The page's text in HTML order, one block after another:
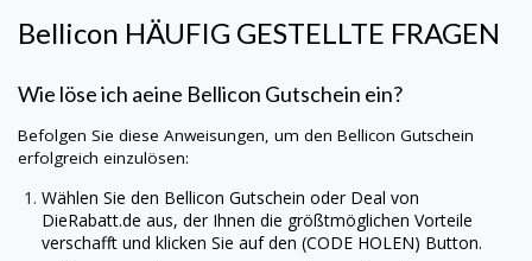
Bellicon HÄUFIG GESTELLTE FRAGEN
Wie löse ich aeine Bellicon Gutschein ein?
Befolgen Sie diese Anweisungen, um den Bellicon Gutschein
erfolgreich einzulösen:
Wählen Sie den Bellicon Gutschein oder Deal von
DieRabatt.de aus, der Ihnen die größtmöglichen Vorteile
verschafft und klicken Sie auf den (CODE HOLEN) Button.